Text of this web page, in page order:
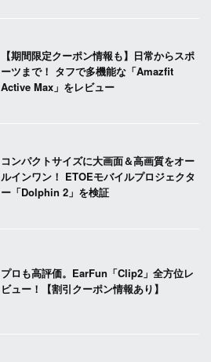
【期間限定クーポン情報も】日常からスポ
ーツまで！ タフで多機能な「Amazfit
Active Max」をレビュー
コンパクトサイズに大画面＆高画質をオー
ルインワン！ ETOEモバイルプロジェクタ
ー「Dolphin 2」を検証
プロも高評価。EarFun「Clip2」全方位レ
ビュー！【割引クーポン情報あり】